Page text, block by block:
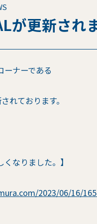
が更新され
ーナーである
れております。
くなりました。】
2023/06/16/